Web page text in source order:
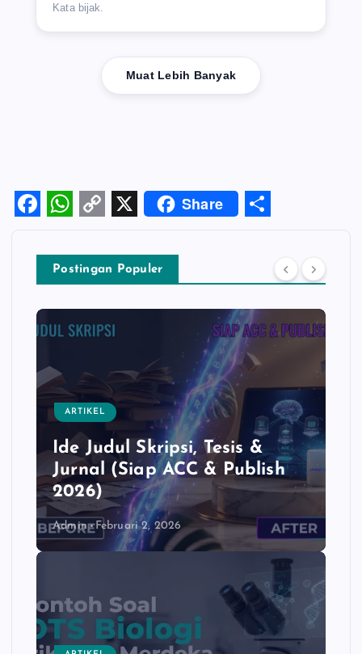
Kata bijak.
Muat Lebih Banyak
h
a
t
s
A
p
p
o
p
y
L
n
k
Share
a
r
e
Postingan Populer
ARTIKEL
Ide Judul Skripsi, Tesis &
Jurnal (Siap ACC & Publish
2026)
Admin Februari 2, 2026